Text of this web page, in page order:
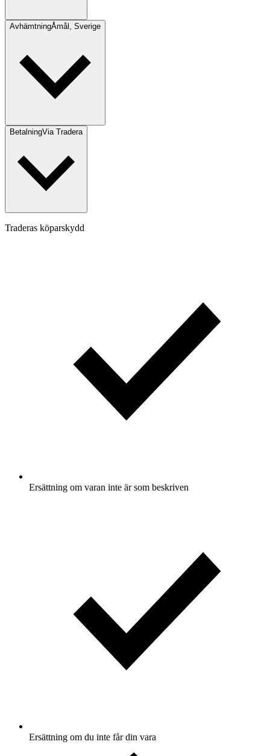
AvhämtningÅmål, Sverige
BetalningVia Tradera
Traderas köparskydd
Ersättning om varan inte är som beskriven
Ersättning om du inte får din vara